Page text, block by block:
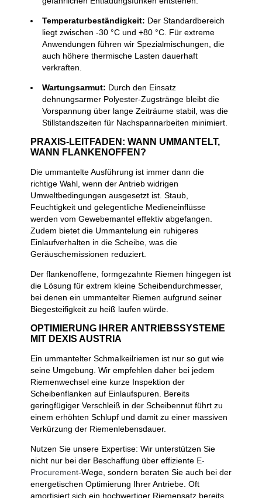
Temperaturbeständigkeit: Der Standardbereich
liegt zwischen -30 °C und +80 °C. Für extreme
Anwendungen führen wir Spezialmischungen, die
auch höhere thermische Lasten dauerhaft
verkraften.
Wartungsarmut: Durch den Einsatz
dehnungsarmer Polyester-Zugstränge bleibt die
Vorspannung über lange Zeiträume stabil, was die
Stillstandszeiten für Nachspannarbeiten minimiert.
PRAXIS-LEITFADEN: WANN UMMANTELT,
WANN FLANKENOFFEN?
Die ummantelte Ausführung ist immer dann die
richtige Wahl, wenn der Antrieb widrigen
Umweltbedingungen ausgesetzt ist. Staub,
Feuchtigkeit und gelegentliche Medieneinflüsse
werden vom Gewebemantel effektiv abgefangen.
Zudem bietet die Ummantelung ein ruhigeres
Einlaufverhalten in die Scheibe, was die
Geräuschemissionen reduziert.
Der flankenoffene, formgezahnte Riemen hingegen ist
die Lösung für extrem kleine Scheibendurchmesser,
bei denen ein ummantelter Riemen aufgrund seiner
Biegesteifigkeit zu heiß laufen würde.
OPTIMIERUNG IHRER ANTRIEBSSYSTEME
MIT DEXIS AUSTRIA
Ein ummantelter Schmalkeilriemen ist nur so gut wie
seine Umgebung. Wir empfehlen daher bei jedem
Riemenwechsel eine kurze Inspektion der
Scheibenflanken auf Einlaufspuren. Bereits
geringfügiger Verschleiß in der Scheibennut führt zu
einem erhöhten Schlupf und damit zu einer massiven
Verkürzung der Riemenlebensdauer.
Nutzen Sie unsere Expertise: Wir unterstützen Sie
nicht nur bei der Beschaffung über effiziente E-
Procurement-Wege, sondern beraten Sie auch bei der
energetischen Optimierung Ihrer Antriebe. Oft
amortisiert sich ein hochwertiger Riemensatz bereits